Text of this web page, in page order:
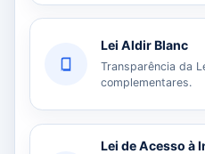
Lei Aldir Blanc
Transparência da
complementares.
Lei de Acesso à